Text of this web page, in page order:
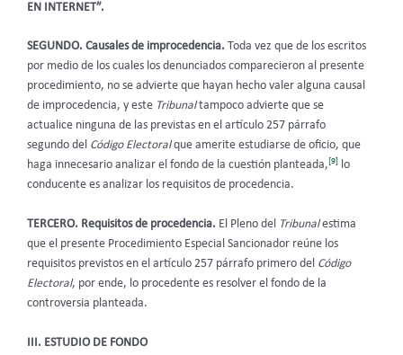
EN INTERNET”.
SEGUNDO. Causales de improcedencia.
Toda vez que de los escritos
por medio de los cuales los denunciados comparecieron al presente
procedimiento, no se advierte que hayan hecho valer alguna causal
de improcedencia, y este Tribunaltampoco advierte que se
actualice ninguna de las previstas en el artículo 257 párrafo
segundo del Código Electoralque amerite estudiarse de oficio, que
haga innecesario analizar el fondo de la cuestión planteada,[9]
lo
conducente es analizar los requisitos de procedencia.
TERCERO. Requisitos de procedencia. El Pleno del Tribunalestima
que el presente Procedimiento Especial Sancionador reúne los
requisitos previstos en el artículo 257 párrafo primero del Código
Electoral, por ende, lo procedente es resolver el fondo de la
controversia planteada.
III. ESTUDIO DE FONDO